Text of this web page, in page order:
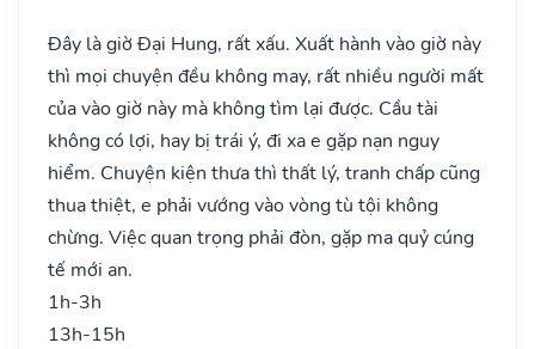
Đây là giờ Đại Hung, rất xấu. Xuất hành vào giờ này
thì mọi chuyện đều không may, rất nhiều người mất
của vào giờ này mà không tìm lại được. Cầu tài
không có lợi, hay bị trái ý, đi xa e gặp nạn nguy
hiểm. Chuyện kiện thưa thì thất lý, tranh chấp cũng
thua thiệt, e phải vướng vào vòng tù tội không
chừng. Việc quan trọng phải đòn, gặp ma quỷ cúng
tế mới an.
1h-3h
13h-15h